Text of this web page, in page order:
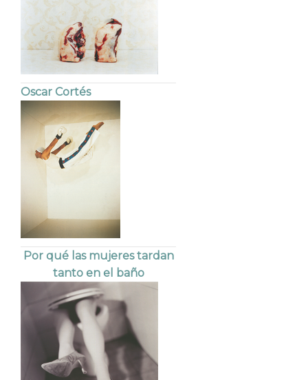
Oscar Cortés
Por qué las mujeres tardan
tanto en el baño